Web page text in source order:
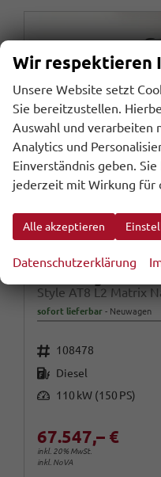
Style AT8 L2 Matrix
sofort lieferbar Neuwagen
Fahrzeugnr. 108478
Kraftstoff Diesel
Leistung 110 kW (150 PS)
67.547,– €
inkl. 20% MwSt.
inkl. NoVA
Wir respektieren
Unsere Website setzt
Sie bereitzustellen.
Auswahl und verarbeiten
Analytics und
Einverständnis geben.
jederzeit mit Wirkung für
Alle akzeptieren
Datenschutzerklärung